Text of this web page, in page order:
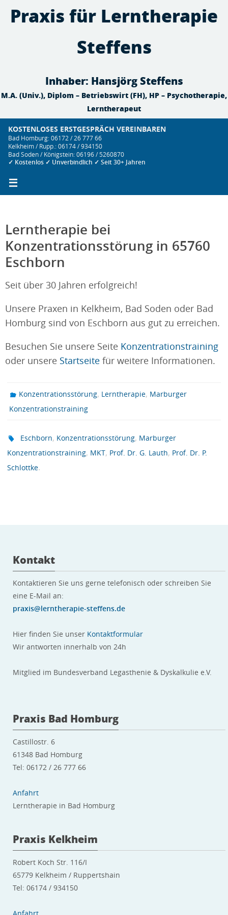
Inhalt
KOSTENLOSES ERSTGESPRÄCH VEREINBAREN
Bad Homburg: 06172 / 26 777 66
Kelkheim / Rupp.: 06174 / 934150
Bad Soden / Königstein: 06196 / 5260870
✓ Kostenlos ✓ Unverbindlich ✓ Seit 30+ Jahren
Praxis für Lerntherapie
Steffens
Inhaber: Hansjörg Steffens
M.A. (Univ.), Diplom – Betriebswirt (FH), HP – Psychotherapie,
Lerntherapeut
Lerntherapie bei
Konzentrationsstörung in 65760
Eschborn
Seit über 30 Jahren erfolgreich!
Unsere Praxen in Kelkheim, Bad Soden oder Bad
Homburg sind von Eschborn aus gut zu erreichen.
Besuchen Sie unsere Seite Konzentrationstraining
oder unsere Startseite für weitere Informationen.
Konzentrationsstörung, Lerntherapie, Marburger
Konzentrationstraining
Eschborn, Konzentrationsstörung, Marburger
Konzentrationstraining, MKT, Prof. Dr. G. Lauth, Prof. Dr. P.
Schlottke.
Kontakt
Kontaktieren Sie uns gerne telefonisch oder schreiben Sie
eine E-Mail an:
praxis@lerntherapie-steffens.de
Hier finden Sie unser Kontaktformular
Wir antworten innerhalb von 24h
Mitglied im Bundesverband Legasthenie & Dyskalkulie e.V.
Praxis Bad Homburg
Castillostr. 6
61348 Bad Homburg
Tel: 06172 / 26 777 66
Anfahrt
Lerntherapie in Bad Homburg
Praxis Kelkheim
Robert Koch Str. 116/I
65779 Kelkheim / Ruppertshain
Tel: 06174 / 934150